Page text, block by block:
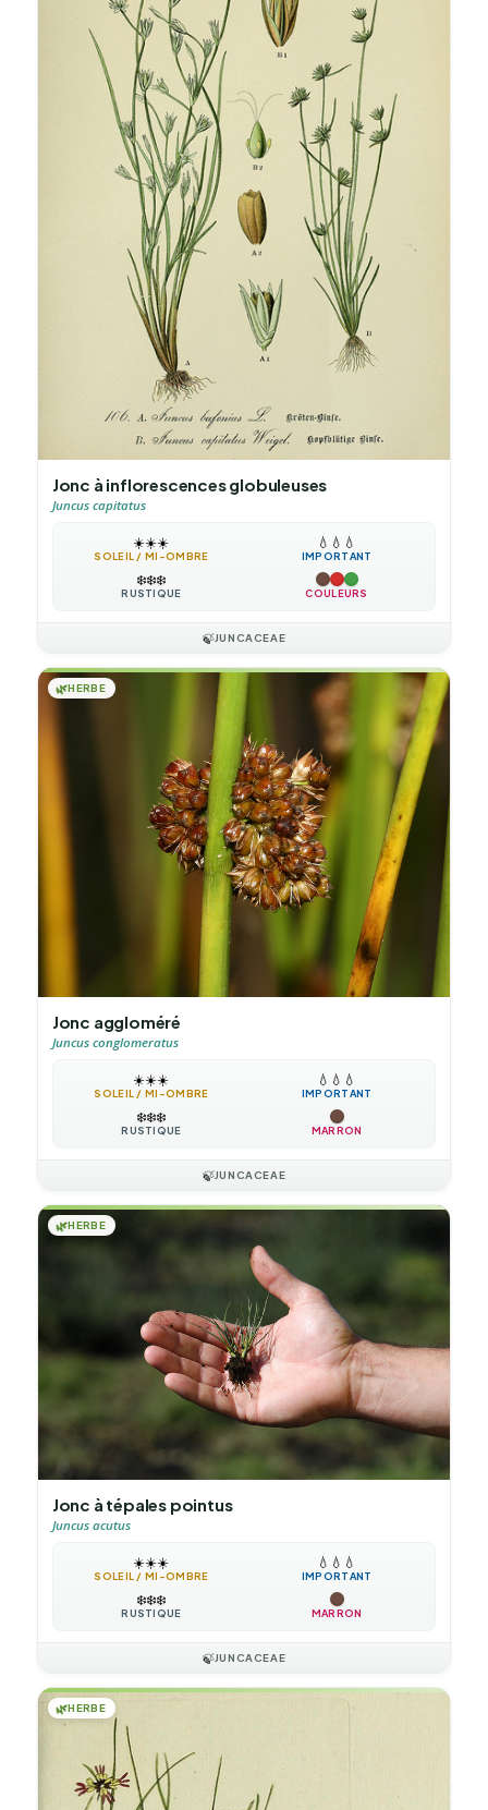
Jonc à inflorescences globuleuses
Juncus capitatus
☀️☀️☀️
SOLEIL / MI-OMBRE
💧 💧 💧
IMPORTANT
❄️❄️❄️
RUSTIQUE COULEURS
🍃JUNCACEAE
🌿HERBE
Jonc aggloméré
Juncus conglomeratus
☀️☀️☀️
SOLEIL / MI-OMBRE
💧 💧 💧
IMPORTANT
❄️❄️❄️
RUSTIQUE MARRON
🍃JUNCACEAE
🌿HERBE
Jonc à tépales pointus
Juncus acutus
☀️☀️☀️
SOLEIL / MI-OMBRE
💧 💧 💧
IMPORTANT
❄️❄️❄️
RUSTIQUE MARRON
🍃JUNCACEAE
🌿HERBE